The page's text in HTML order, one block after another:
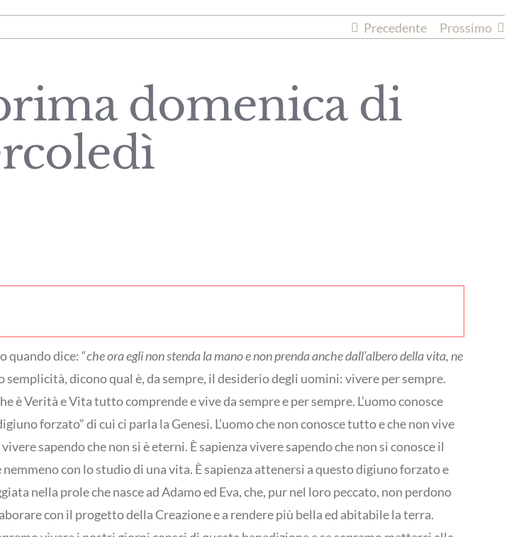
Precedente Prossimo
domenica di
quando dice: “che ora egli non stenda la mano e non prenda anche dall’albero della vita, ne
semplicità, dicono qual è, da sempre, il desiderio degli uomini: vivere per sempre.
è Verità e Vita tutto comprende e vive da sempre e per sempre. L’uomo conosce
forzato” di cui ci parla la Genesi. L’uomo che non conosce tutto e che non vive
sapendo che non si è eterni. È sapienza vivere sapendo che non si conosce il
con lo studio di una vita. È sapienza attenersi a questo digiuno forzato e
nella prole che nasce ad Adamo ed Eva, che, pur nel loro peccato, non perdono
con il progetto della Creazione e a rendere più bella ed abitabile la terra.